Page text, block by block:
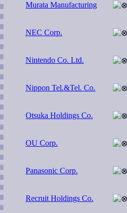
Murata Manufacturing
NEC Corp.
Nintendo Co. Ltd.
Nippon Tel.&Tel. Co.
Otsuka Holdings Co.
OU Corp.
Panasonic Corp.
Recruit Holdings Co.